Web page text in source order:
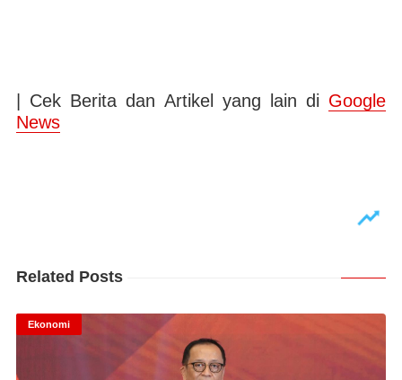
| Cek Berita dan Artikel yang lain di Google
News
Related Posts
Ekonomi